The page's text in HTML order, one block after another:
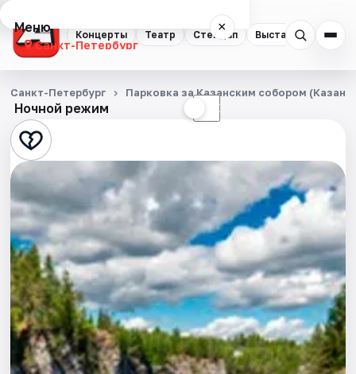
Концерты Театр Стендап Выставки
Меню ×
Санкт-Петербург
Концерты
Театр
Стендап
Выставки
Квесты
Экскурсии
Спорт
События
Ночной режим ☾
Санкт-Петербург Парковка за Казанским собором